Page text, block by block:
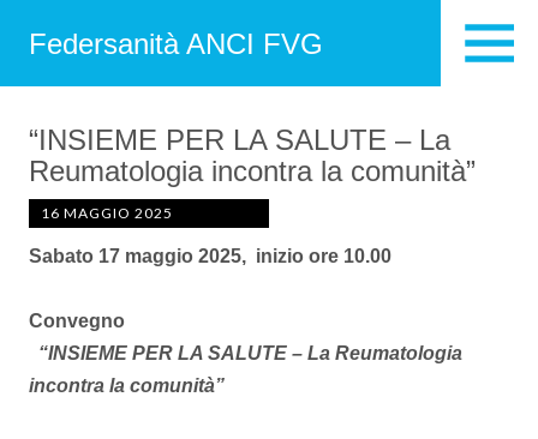
Federsanità ANCI FVG
“INSIEME PER LA SALUTE – La
Reumatologia incontra la comunità”
16 MAGGIO 2025
Sabato 17 maggio 2025, inizio ore 10.00
Convegno
“INSIEME PER LA SALUTE – La Reumatologia
incontra la comunità”